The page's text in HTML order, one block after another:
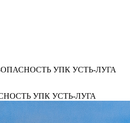
УПК УСТЬ-ЛУГА
УПК УСТЬ-ЛУГА